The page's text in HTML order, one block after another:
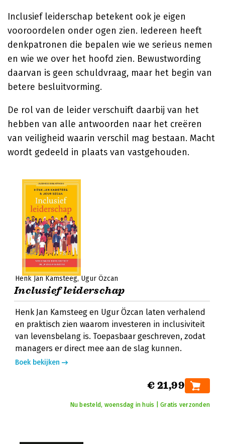
Inclusief leiderschap betekent ook je eigen
vooroordelen onder ogen zien. Iedereen heeft
denkpatronen die bepalen wie we serieus nemen
en wie we over het hoofd zien. Bewustwording
daarvan is geen schuldvraag, maar het begin van
betere besluitvorming.
De rol van de leider verschuift daarbij van het
hebben van alle antwoorden naar het creëren
van veiligheid waarin verschil mag bestaan. Macht
wordt gedeeld in plaats van vastgehouden.
Henk Jan Kamsteeg Ugur Özcan
Inclusief leiderschap
Henk Jan Kamsteeg en Ugur Özcan laten verhalend
en praktisch zien waarom investeren in inclusiviteit
van levensbelang is. Toepasbaar geschreven, zodat
managers er direct mee aan de slag kunnen.
Boek bekijken
€ 21,99
Nu besteld, woensdag in huis | Gratis verzonden